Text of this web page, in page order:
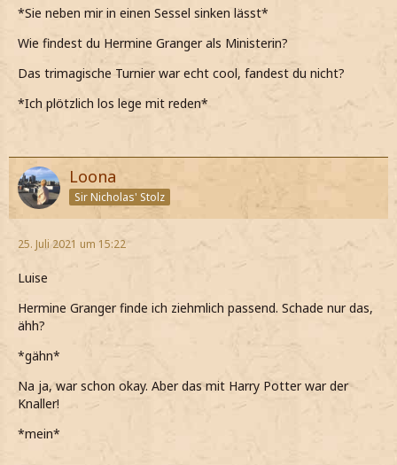
*Sie neben mir in einen Sessel sinken lässt*
Wie findest du Hermine Granger als Ministerin?
Das trimagische Turnier war echt cool, fandest du nicht?
*Ich plötzlich los lege mit reden*
Loona
Sir Nicholas' Stolz
25. Juli 2021 um 15:22
Luise
Hermine Granger finde ich ziehmlich passend. Schade nur das,
ähh?
*gähn*
Na ja, war schon okay. Aber das mit Harry Potter war der
Knaller!
*mein*